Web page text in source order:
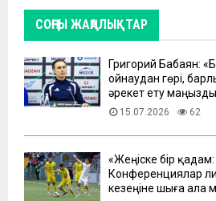
СОҢҒЫ ЖАҢАЛЫҚТАР
Григорий Бабаян:
ойнаудан гөрі,
әрекет ету
15.07.2026 62
«Жеңіске бір
Конференциялар
кезеңіне шыға ала